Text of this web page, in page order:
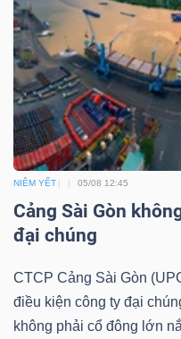
NIÊM YẾT 05/08 12:45
Cảng Sài Gòn
đại chúng
CTCP Cảng Sài Gòn
điều kiện công ty đại
không phải cổ đông lớn
Ngành
(-)
VS-
SECTOR
LƯỢNG